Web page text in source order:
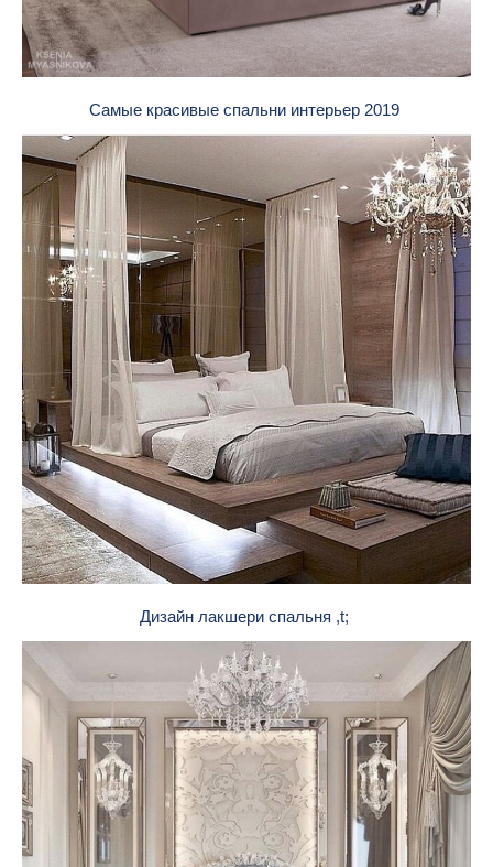
Самые красивые спальни интерьер 2019
Дизайн лакшери спальня ,t;